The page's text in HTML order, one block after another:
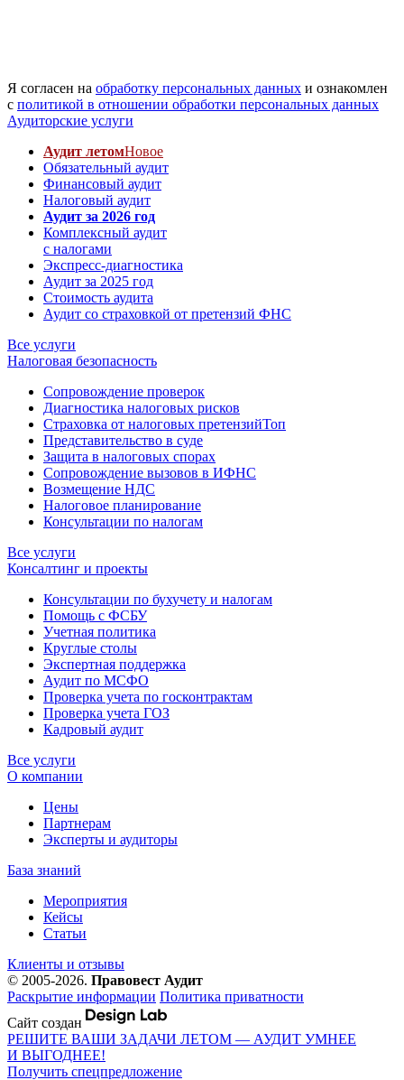
Я согласен на обработку персональных данных и ознакомлен
с политикой в отношении обработки персональных данных
Аудиторские услуги
Аудит летомНовое
Обязательный аудит
Финансовый аудит
Налоговый аудит
Аудит за 2026 год
Комплексный аудит
с налогами
Экспресс-диагностика
Аудит за 2025 год
Стоимость аудита
Аудит со страховкой от претензий ФНС
Все услуги
Налоговая безопасность
Сопровождение проверок
Диагностика налоговых рисков
Страховка от налоговых претензийТоп
Представительство в суде
Защита в налоговых спорах
Сопровождение вызовов в ИФНС
Возмещение НДС
Налоговое планирование
Консультации по налогам
Все услуги
Консалтинг и проекты
Консультации по бухучету и налогам
Помощь с ФСБУ
Учетная политика
Круглые столы
Экспертная поддержка
Аудит по МСФО
Проверка учета по госконтрактам
Проверка учета ГОЗ
Кадровый аудит
Все услуги
О компании
Цены
Партнерам
Эксперты и аудиторы
База знаний
Мероприятия
Кейсы
Статьи
Клиенты и отзывы
© 2005-2026. Правовест Аудит
Раскрытие информации Политика приватности
Сайт создан
РЕШИТЕ ВАШИ ЗАДАЧИ ЛЕТОМ — АУДИТ УМНЕЕ
И ВЫГОДНЕЕ!
Получить спецпредложение